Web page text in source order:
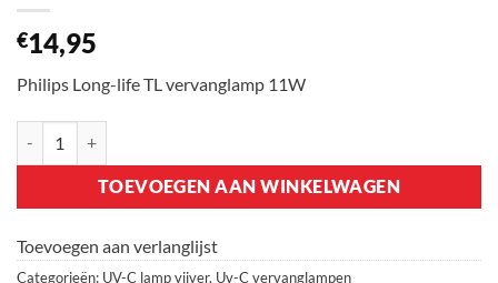
€14,95
Philips Long-life TL vervanglamp 11W
TOEVOEGEN AAN WINKELWAGEN
Toevoegen aan verlanglijst
Categorieën: UV-C lamp vijver, Uv-C vervanglampen